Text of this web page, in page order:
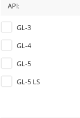
API:
GL-3
GL-4
GL-5
GL-5 LS